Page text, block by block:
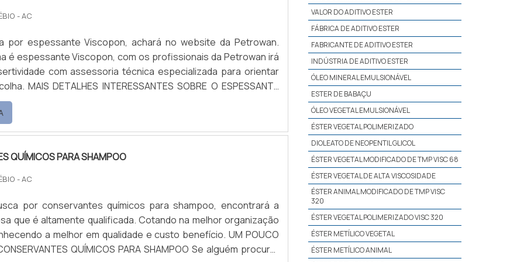
- AC
por espessante Viscopon, achará no website da Petrowan.
é espessante Viscopon, com os profissionais da Petrowan irá
com assessoria técnica especializada para orientar
MAIS DETALHES INTERESSANTES SOBRE O ESPESSANTE
centraliza sua energia em oferecer aos clientes uma
escritório de alta qualidade onde são realizadas as atividades e
de apoio, tudo isso para oferecer espessante Viscopon
excelência e destaque em uma área de atuação. A
por ter: Soluções de distribuição de produtos
pontualidade. Sem perder o foco em espessante Viscopon, é
uma empresa que tenha produtos e serviços com ótima
detalhes que passam despercebidos e podem gerar
para os clientes. Tudo isso que já foi falado e outras coisas
QUÍMICOS PARA SHAMPOO
- AC
por conservantes químicos para shampoo, encontrará a
que é altamente qualificada. Cotando na melhor organização
a melhor em qualidade e custo benefício. UM POUCO
QUÍMICOS PARA SHAMPOO Se alguém procurar
VALOR DO ADITIVO ESTER
FÁBRICA DE ADITIVO ESTER
FABRICANTE DE ADITIVO ESTER
INDÚSTRIA DE ADITIVO ESTER
ÓLEO MINERAL EMULSIONÁVEL
ESTER DE BABAÇU
ÓLEO VEGETAL EMULSIONÁVEL
ÉSTER VEGETAL POLIMERIZADO
DIOLEATO DE NEOPENTIL GLICOL
ÉSTER VEGETAL MODIFICADO DE TMP VISC 68
ÉSTER VEGETAL DE ALTA VISCOSIDADE
ÉSTER ANIMAL MODIFICADO DE TMP VISC
320
ÉSTER VEGETAL POLIMERIZADO VISC 320
ÉSTER METÍLICO VEGETAL
ÉSTER METÍLICO ANIMAL